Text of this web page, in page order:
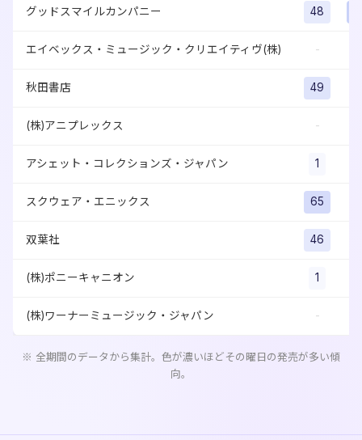
グッドスマイルカンパニー 48
エイベックス・ミュージック・クリエイティヴ(株) -
秋田書店 49
(株)アニプレックス -
アシェット・コレクションズ・ジャパン 1
スクウェア・エニックス 65
双葉社 46
(株)ポニーキャニオン 1
(株)ワーナーミュージック・ジャパン -
※ 全期間のデータから集計。色が濃いほどその曜日の発売が多い傾
向。